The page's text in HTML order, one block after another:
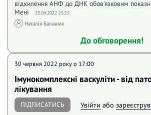
відхилення АНФ до ДНК обов'язковим
Мені
25.04.2022 15:15
Наталія Баланюк
До обговорення!
30 червня 2022 року o 17:00
Імунокомплексні васкуліти - від
лікування
ПІДПИСАТИСЬ Увійти або